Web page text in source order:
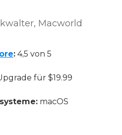
Macworld
: 4,5 von 5
für $19.99
macOS